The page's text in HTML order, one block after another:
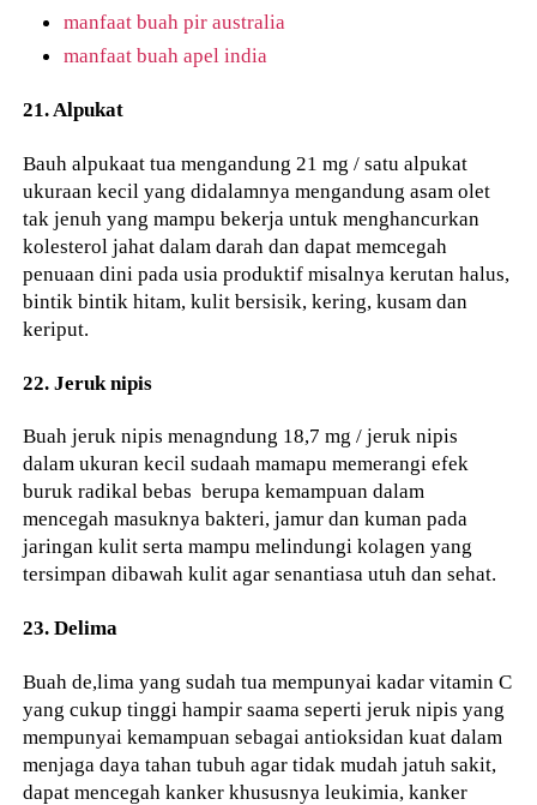
manfaat buah pir australia
manfaat buah apel india
21. Alpukat
Bauh alpukaat tua mengandung 21 mg / satu alpukat
ukuraan kecil yang didalamnya mengandung asam olet
tak jenuh yang mampu bekerja untuk menghancurkan
kolesterol jahat dalam darah dan dapat memcegah
penuaan dini pada usia produktif misalnya kerutan halus,
bintik bintik hitam, kulit bersisik, kering, kusam dan
keriput.
22. Jeruk nipis
Buah jeruk nipis menagndung 18,7 mg / jeruk nipis
dalam ukuran kecil sudaah mamapu memerangi efek
buruk radikal bebas berupa kemampuan dalam
mencegah masuknya bakteri, jamur dan kuman pada
jaringan kulit serta mampu melindungi kolagen yang
tersimpan dibawah kulit agar senantiasa utuh dan sehat.
23. Delima
Buah de,lima yang sudah tua mempunyai kadar vitamin C
yang cukup tinggi hampir saama seperti jeruk nipis yang
mempunyai kemampuan sebagai antioksidan kuat dalam
menjaga daya tahan tubuh agar tidak mudah jatuh sakit,
dapat mencegah kanker khususnya leukimia, kanker